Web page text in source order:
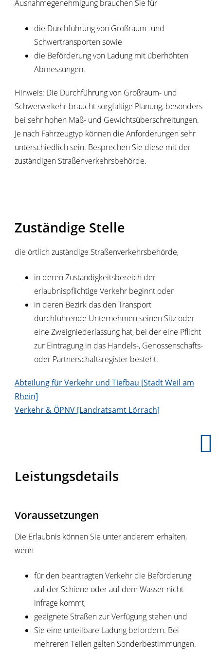
Ausnahmegenehmigung brauchen Sie für
die Durchführung von Großraum- und
Schwertransporten sowie
die Beförderung von Ladung mit überhöhten
Abmessungen.
Hinweis: Die Durchführung von Großraum- und
Schwerverkehr braucht sorgfältige Planung, besonders
bei sehr hohen Maß- und Gewichtsüberschreitungen.
Je nach Fahrzeugtyp können die Anforderungen sehr
unterschiedlich sein. Besprechen Sie diese mit der
zuständigen Straßenverkehrsbehörde.
Zuständige Stelle
die örtlich zuständige Straßenverkehrsbehörde,
in deren Zuständigkeitsbereich der
erlaubnispflichtige Verkehr beginnt oder
in deren Bezirk das den Transport
durchführende Unternehmen seinen Sitz oder
eine Zweigniederlassung hat, bei der eine Pflicht
zur Eintragung in das Handels-, Genossenschafts-
oder Partnerschaftsregister besteht.
Abteilung für Verkehr und Tiefbau [Stadt Weil am
Rhein]
Verkehr & ÖPNV [Landratsamt Lörrach]
Leistungsdetails
Voraussetzungen
Die Erlaubnis können Sie unter anderem erhalten,
wenn
für den beantragten Verkehr die Beförderung
auf der Schiene oder auf dem Wasser nicht
infrage kommt,
geeignete Straßen zur Verfügung stehen und
Sie eine unteilbare Ladung befördern. Bei
mehreren Teilen gelten Sonderbestimmungen.